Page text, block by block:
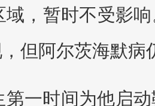
，暂时不受影
但阿尔茨海默病
一时间为他启